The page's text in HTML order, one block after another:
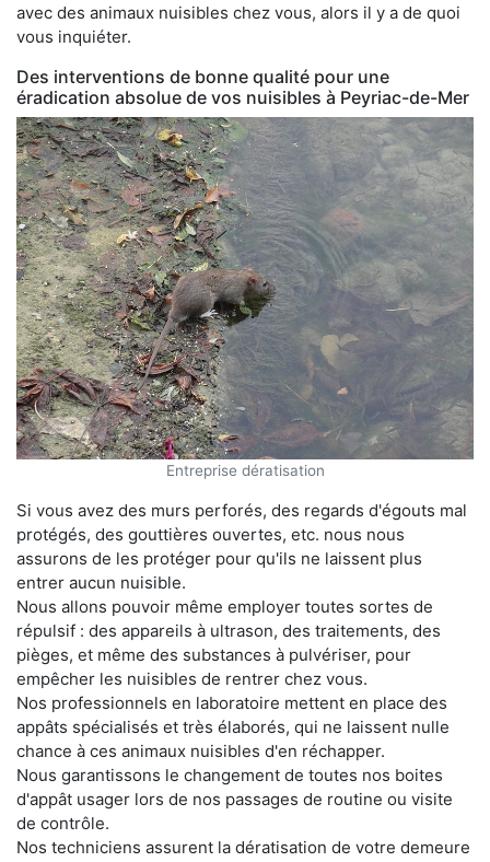
avec des animaux nuisibles chez vous, alors il y a de quoi
vous inquiéter.
Des interventions de bonne qualité pour une
éradication absolue de vos nuisibles à Peyriac-de-Mer
Entreprise dératisation
Si vous avez des murs perforés, des regards d'égouts mal
protégés, des gouttières ouvertes, etc. nous nous
assurons de les protéger pour qu'ils ne laissent plus
entrer aucun nuisible.
Nous allons pouvoir même employer toutes sortes de
répulsif : des appareils à ultrason, des traitements, des
pièges, et même des substances à pulvériser, pour
empêcher les nuisibles de rentrer chez vous.
Nos professionnels en laboratoire mettent en place des
appâts spécialisés et très élaborés, qui ne laissent nulle
chance à ces animaux nuisibles d'en réchapper.
Nous garantissons le changement de toutes nos boites
d'appât usager lors de nos passages de routine ou visite
de contrôle.
Nos techniciens assurent la dératisation de votre demeure